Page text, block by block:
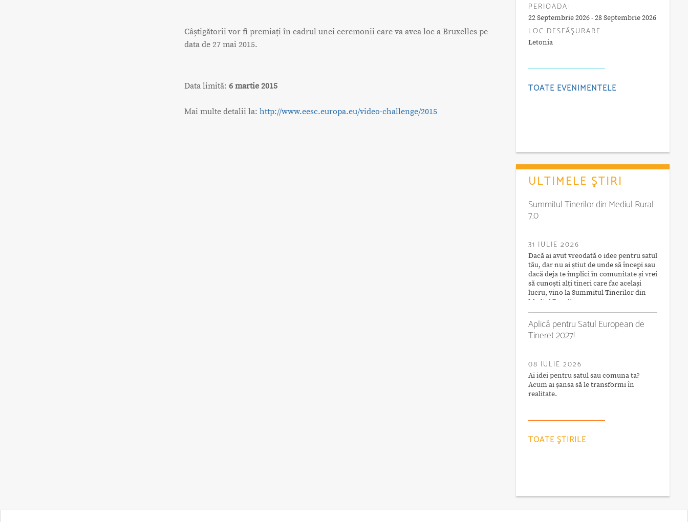
Câștigătorii vor fi premiați în cadrul unei ceremonii care va avea loc a Bruxelles pe
data de 27 mai 2015.
Data limită: 6 martie 2015
Mai multe detalii la: http://www.eesc.europa.eu/video-challenge/2015
PERIOADA:
22 Septembrie 2026 - 28 Septembrie 2026
LOC DESFĂŞURARE
Letonia
TOATE EVENIMENTELE
ULTIMELE ŞTIRI
Summitul Tinerilor din Mediul Rural
7.0
31 IULIE 2026
Dacă ai avut vreodată o idee pentru satul
tău, dar nu ai știut de unde să începi sau
dacă deja te implici în comunitate și vrei
să cunoști alți tineri care fac același
lucru, vino la Summitul Tinerilor din
Mediul Rural!
Aplică pentru Satul European de
Tineret 2027!
08 IULIE 2026
Ai idei pentru satul sau comuna ta?
Acum ai șansa să le transformi în
realitate.
TOATE ŞTIRILE